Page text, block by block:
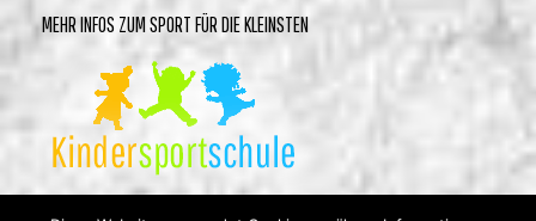
MEHR INFOS ZUM SPORT FÜR DIE KLEINSTEN